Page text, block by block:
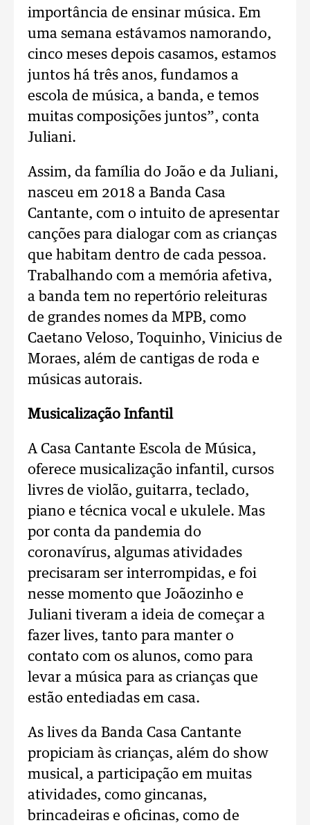
importância de ensinar música. Em
uma semana estávamos namorando,
cinco meses depois casamos, estamos
juntos há três anos, fundamos a
escola de música, a banda, e temos
muitas composições juntos”, conta
Juliani.
Assim, da família do João e da Juliani,
nasceu em 2018 a Banda Casa
Cantante, com o intuito de apresentar
canções para dialogar com as crianças
que habitam dentro de cada pessoa.
Trabalhando com a memória afetiva,
a banda tem no repertório releituras
de grandes nomes da MPB, como
Caetano Veloso, Toquinho, Vinicius de
Moraes, além de cantigas de roda e
músicas autorais.
Musicalização Infantil
A Casa Cantante Escola de Música,
oferece musicalização infantil, cursos
livres de violão, guitarra, teclado,
piano e técnica vocal e ukulele. Mas
por conta da pandemia do
coronavírus, algumas atividades
precisaram ser interrompidas, e foi
nesse momento que Joãozinho e
Juliani tiveram a ideia de começar a
fazer lives, tanto para manter o
contato com os alunos, como para
levar a música para as crianças que
estão entediadas em casa.
As lives da Banda Casa Cantante
propiciam às crianças, além do show
musical, a participação em muitas
atividades, como gincanas,
brincadeiras e oficinas, como de